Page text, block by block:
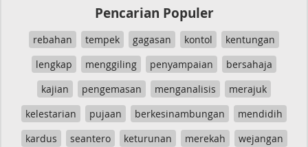
Pencarian Populer
rebahan tempek gagasan kontol
kentungan
lengkap
menggiling penyampaian
bersahaja
kajian
pengemasan menganalisis
merajuk
kelestarian
pujaan berkesinambungan
mendidih
kardus
seantero keturunan merekah
wejangan